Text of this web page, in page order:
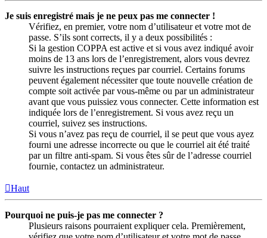
Je suis enregistré mais je ne peux pas me connecter !
Vérifiez, en premier, votre nom d’utilisateur et votre mot de
passe. S’ils sont corrects, il y a deux possibilités :
Si la gestion COPPA est active et si vous avez indiqué avoir
moins de 13 ans lors de l’enregistrement, alors vous devrez
suivre les instructions reçues par courriel. Certains forums
peuvent également nécessiter que toute nouvelle création de
compte soit activée par vous-même ou par un administrateur
avant que vous puissiez vous connecter. Cette information est
indiquée lors de l’enregistrement. Si vous avez reçu un
courriel, suivez ses instructions.
Si vous n’avez pas reçu de courriel, il se peut que vous ayez
fourni une adresse incorrecte ou que le courriel ait été traité
par un filtre anti-spam. Si vous êtes sûr de l’adresse courriel
fournie, contactez un administrateur.
Haut
Pourquoi ne puis-je pas me connecter ?
Plusieurs raisons pourraient expliquer cela. Premièrement,